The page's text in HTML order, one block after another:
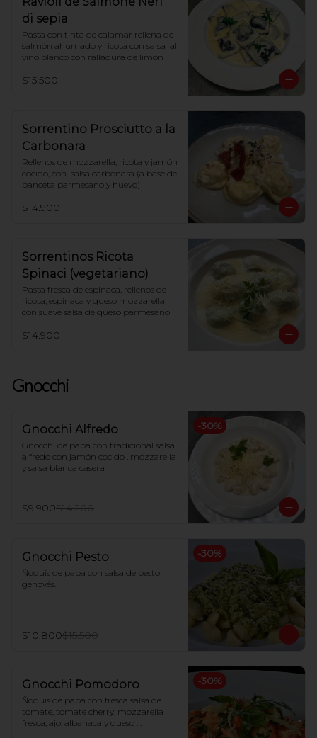
di sepia
Pasta con tinta de calamar rellena de
salmón ahumado y ricota con salsa  al
vino blanco con ralladura de limón
$15.500
Sorrentino Prosciutto a la
Carbonara
Rellenos de mozzarella, ricota y jamón
cocido, con  salsa carbonara (a base de
panceta parmesano y huevo)
$14.900
Sorrentinos Ricota
Spinaci (vegetariano)
Pasta fresca de espinaca, rellenos de
ricota, espinaca y queso mozzarella
con suave salsa de queso parmesano
$14.900
Gnocchi
-30%
Gnocchi Alfredo
Gnocchi de papa con tradicional salsa
alfredo con jamón cocido , mozzarella
y salsa blanca casera
$9.900$14.200
-30%
Gnocchi Pesto
Ñoquis de papa con salsa de pesto
genovés.
$10.800$15.500
-30%
Gnocchi Pomodoro
Ñoquis de papa con fresca salsa de
tomate, tomate cherry, mozzarella
fresca, ajo, albahaca y queso